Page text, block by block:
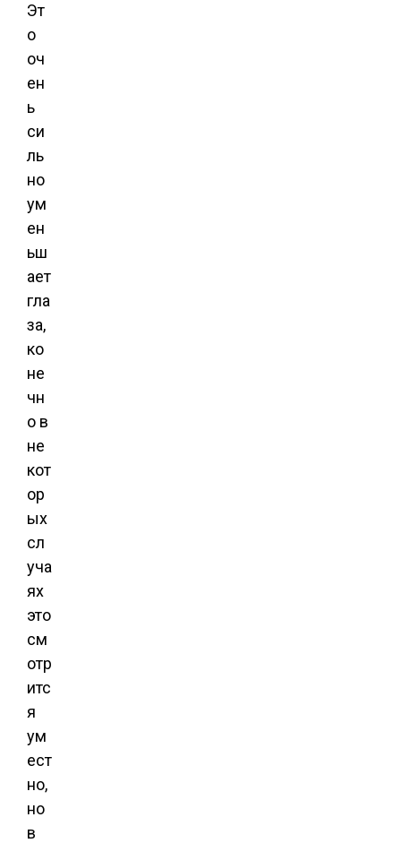
Эт
о
оч
ен
ь
си
ль
но
ум
ен
ьш
ает
гла
за,
ко
не
чн
о в
не
кот
ор
ых
сл
уча
ях
это
см
отр
итс
я
ум
ест
но,
но
в